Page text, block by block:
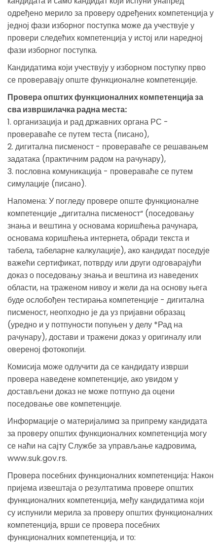
одређено мерило за проверу одређених компетенција у
једној фази изборног поступка може да учествује у
провери следећих компетенција у истој или наредној
фази изборног поступка.
Кандидатима који учествују у изборном поступку прво
се проверавају опште функционалне компетенције.
Провера општих функционалних компетенција за
сва извршилачка радна места:
1. организација и рад државних органа РС -
провераваће се путем теста (писано),
2. дигитална писменост - провераваће се решавањем
задатака (практичним радом на рачунару),
3. пословна комуникација - провераваће се путем
симулације (писано).
Напомена: У погледу провере опште функционалне
компетенције „дигитална писменост“ (поседовању
знања и вештина у основама коришћења рачунара,
основама коришћења интернета, обради текста и
табела, табеларне калкулације), ако кандидат поседује
важећи сертификат, потврду или други одговарајући
доказ о поседовању знања и вештина из наведених
области, на траженом нивоу и жели да на основу њега
буде ослобођен тестирања компетенције - дигитална
писменост, неопходно је да уз пријавни образац
(уредно и у потпуности попуњен у делу *Рад на
рачунару), достави и тражени доказ у оригиналу или
овереној фотокопији.
Комисија може одлучити да се кандидату изврши
провера наведене компетенције, ако увидом у
достављени доказ не може потпуно да оцени
поседовање ове компетенције.
Информације o материјалимa за припрему кандидата
за проверу општих функционалних компетенција могу
се наћи на сајту Службе за управљање кадровима,
www.suk.gov.rs.
Провера посебних функционалних компетенција: Након
пријема извештаја о резултатима провере општих
функционалних компетенција, међу кандидатима који
су испунили мерила за проверу општих функционалних
компетенција, врши се провера посебних
функционалних компетенција, и то: